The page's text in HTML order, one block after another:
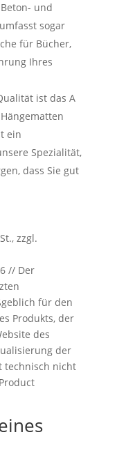
und
sogar
für Bücher,
Ihres
ist das A
ein
Spezialität,
dass Sie gut
zzgl.
// Der
für den
Produkts, der
des
der
technisch nicht